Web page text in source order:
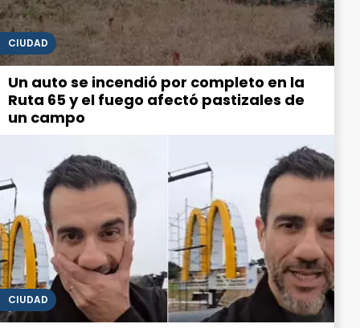
CIUDAD
Un auto se incendió por completo en la
Ruta 65 y el fuego afectó pastizales de
un campo
CIUDAD